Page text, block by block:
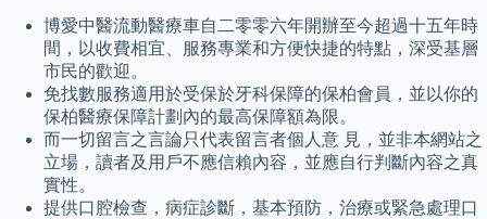
博愛中醫流動醫療車自二零零六年開辦至今超過十五年時
間，以收費相宜、服務專業和方便快捷的特點，深受基層
市民的歡迎。
免找數服務適用於受保於牙科保障的保柏會員，並以你的
保柏醫療保障計劃內的最高保障額為限。
而一切留言之言論只代表留言者個人意 見，並非本網站之
立場，讀者及用戶不應信賴內容，並應自行判斷內容之真
實性。
提供口腔檢查，病症診斷，基本預防，治療或緊急處理口